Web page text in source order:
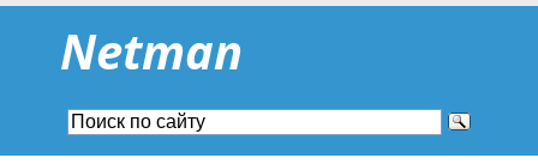
Netman